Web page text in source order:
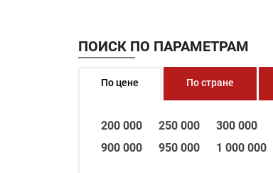
ПОИСК ПО ПАРАМЕТРАМ
По цене По стране
200 000 250 000 300 000
900 000
950 000 1 000 000